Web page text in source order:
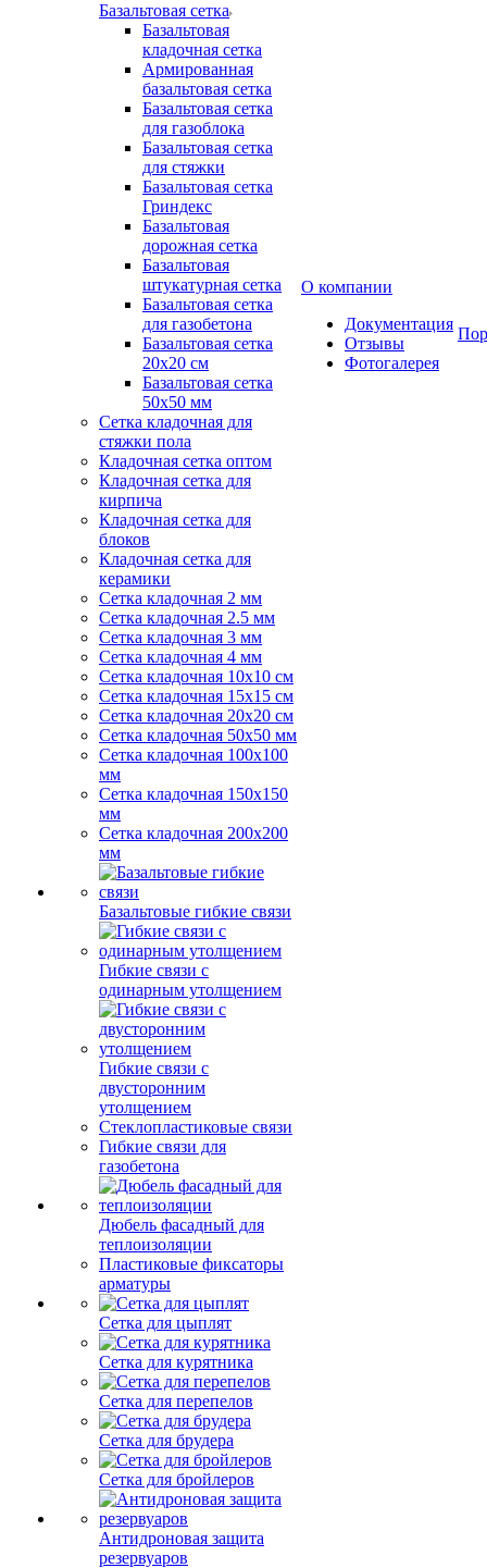
Базальтовая сетка
Базальтовая
кладочная сетка
Армированная
базальтовая сетка
Базальтовая сетка
для газоблока
Базальтовая сетка
для стяжки
Базальтовая сетка
Гриндекс
Базальтовая
дорожная сетка
Базальтовая
штукатурная сетка
Базальтовая сетка
для газобетона
Базальтовая сетка
20x20 см
Базальтовая сетка
50x50 мм
Сетка кладочная для
стяжки пола
Кладочная сетка оптом
Кладочная сетка для
кирпича
Кладочная сетка для
блоков
Кладочная сетка для
керамики
Сетка кладочная 2 мм
Сетка кладочная 2.5 мм
Сетка кладочная 3 мм
Сетка кладочная 4 мм
Сетка кладочная 10x10 см
Сетка кладочная 15x15 см
Сетка кладочная 20x20 см
Сетка кладочная 50x50 мм
Сетка кладочная 100x100
мм
Сетка кладочная 150x150
мм
Сетка кладочная 200x200
мм
Базальтовые гибкие связи
Гибкие связи с
одинарным утолщением
Гибкие связи с
двусторонним
утолщением
Стеклопластиковые связи
Гибкие связи для
газобетона
Дюбель фасадный для
теплоизоляции
Пластиковые фиксаторы
арматуры
Сетка для цыплят
Сетка для курятника
Сетка для перепелов
Сетка для брудера
Сетка для бройлеров
Антидроновая защита
резервуаров
О компании
Документация
Отзывы
Фотогалерея